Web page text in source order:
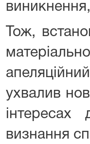
Тож,
ухвалив
визнання